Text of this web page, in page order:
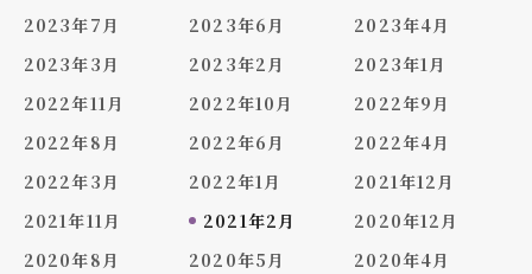
2023年7月
2023年6月
2023年4月
2023年3月
2023年2月
2023年1月
2022年11月
2022年10月
2022年9月
2022年8月
2022年6月
2022年4月
2022年3月
2022年1月
2021年12月
2021年11月
2021年2月
2020年12月
2020年8月
2020年5月 2020年4月